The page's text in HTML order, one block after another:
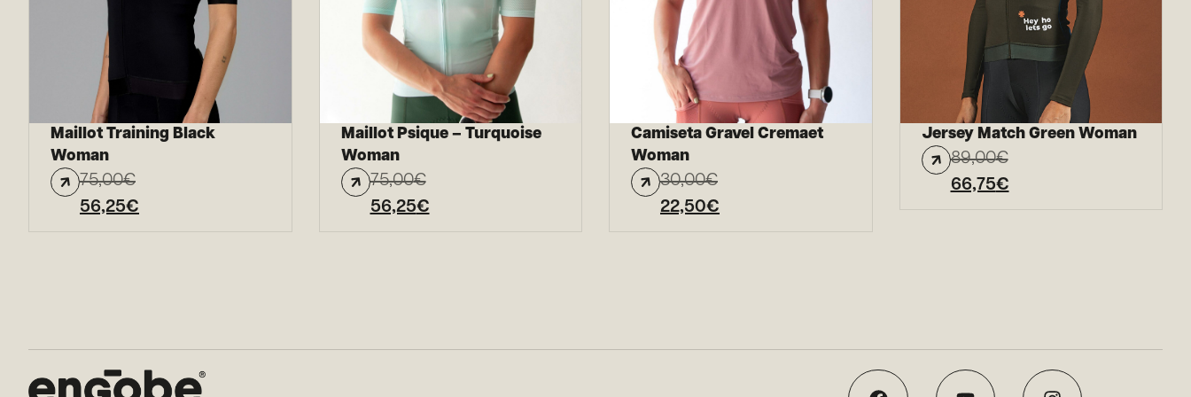
Maillot Training Black
Woman
75,00€
56,25€
Maillot Psique – Turquoise
Woman
75,00€
56,25€
Camiseta Gravel Cremaet
Woman
30,00€
22,50€
Jersey Match Green Woman
89,00€
66,75€